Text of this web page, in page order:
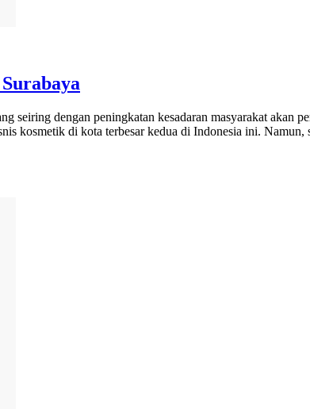
seiring dengan peningkatan kesadaran masyarakat
kosmetik di kota terbesar kedua di Indonesia ini.